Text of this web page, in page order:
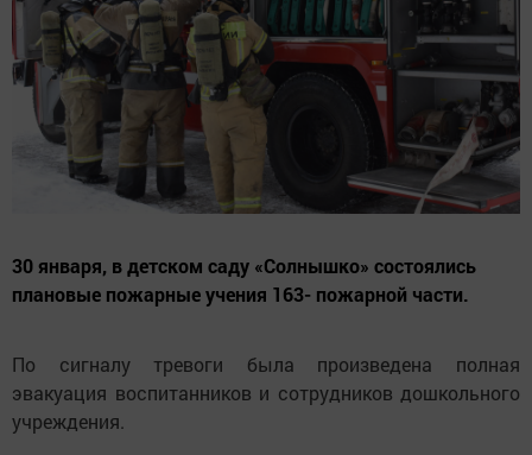
30 января, в детском саду «Солнышко» состоялись
плановые пожарные учения 163- пожарной части.
По сигналу тревоги была произведена полная
эвакуация воспитанников и сотрудников дошкольного
учреждения.